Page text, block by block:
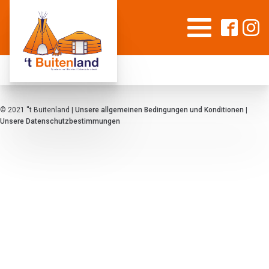
© 2021 ''t Buitenland | Unsere allgemeinen Bedingungen und Konditionen |
Unsere Datenschutzbestimmungen